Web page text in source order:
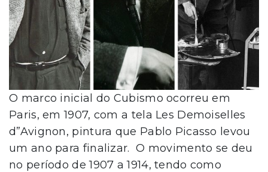
O marco inicial do Cubismo ocorreu em
Paris, em 1907, com a tela Les Demoiselles
d”Avignon, pintura que Pablo Picasso levou
um ano para finalizar. O movimento se deu
no período de 1907 a 1914, tendo como